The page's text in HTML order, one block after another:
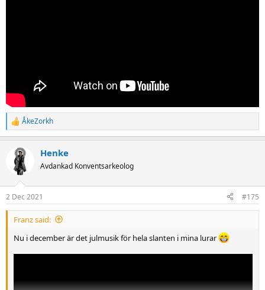
R
e
s
:
ÅkeZorkh
Henke
Avdankad Konventsarkeolog
2 Dec 2021 #175
Franz said:
Nu i december är det julmusik för hela slanten i mina lurar